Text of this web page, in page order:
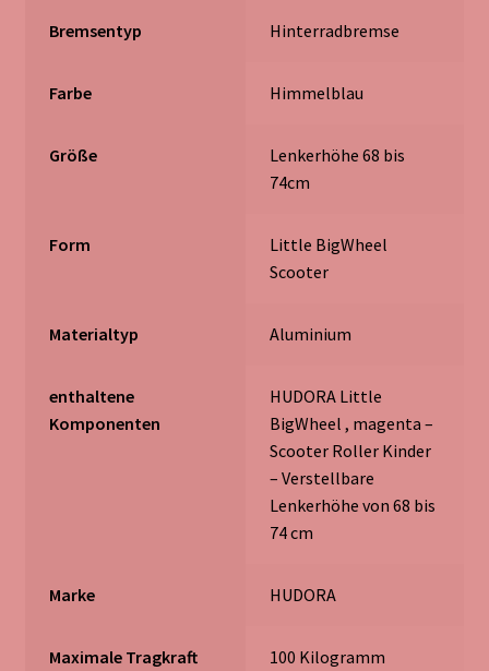
Bremsentyp ‎Hinterradbremse
Farbe ‎Himmelblau
Größe
‎Lenkerhöhe 68 bis
74cm
Form
‎Little BigWheel
Scooter
Materialtyp ‎Aluminium
enthaltene
Komponenten
‎HUDORA Little
BigWheel , magenta –
Scooter Roller Kinder
– Verstellbare
Lenkerhöhe von 68 bis
74 cm
Marke ‎HUDORA
Maximale Tragkraft ‎100 Kilogramm